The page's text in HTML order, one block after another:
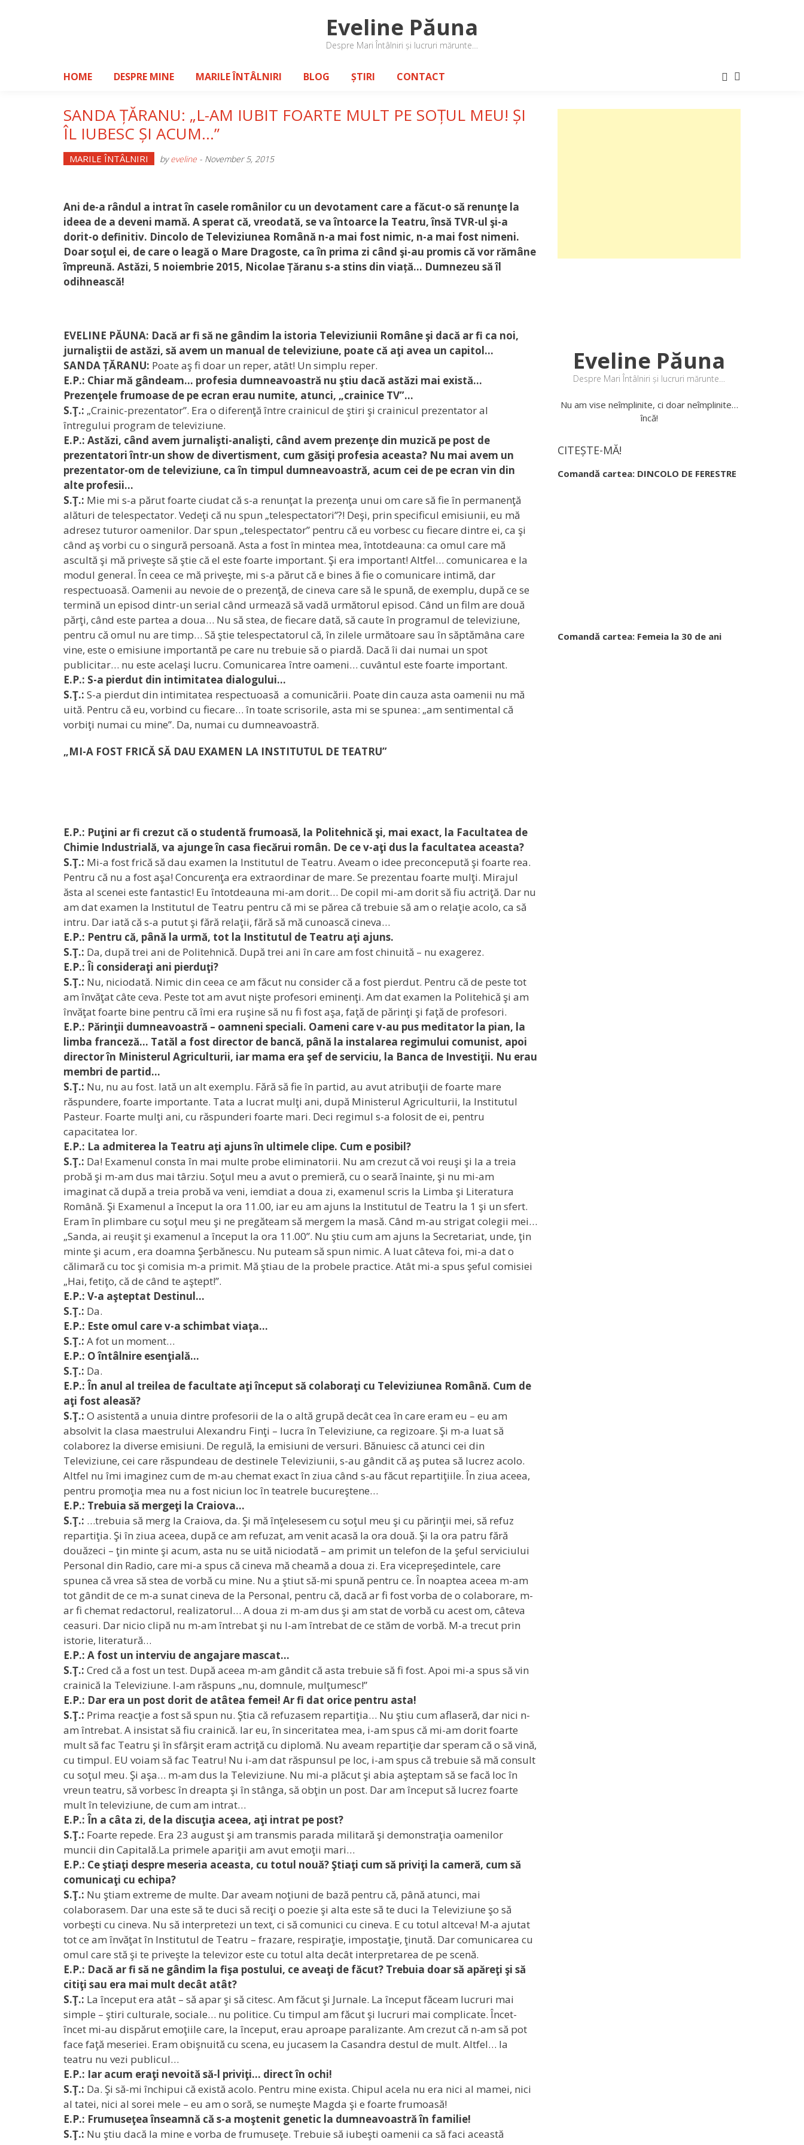
Eveline Păuna
Despre Mari Întâlniri și lucruri mărunte…
HOME DESPRE MINE MARILE ÎNTÂLNIRI BLOG ȘTIRI CONTACT
SANDA ȚĂRANU: „L-AM IUBIT FOARTE MULT PE SOȚUL MEU! ȘI
ÎL IUBESC ȘI ACUM…”
MARILE ÎNTÂLNIRI byeveline - November 5, 2015
Ani de-a rândul a intrat în casele românilor cu un devotament care a făcut-o să renunţe la
ideea de a deveni mamă. A sperat că, vreodată, se va întoarce la Teatru, însă TVR-ul şi-a
dorit-o definitiv. Dincolo de Televiziunea Română n-a mai fost nimic, n-a mai fost nimeni.
Doar soţul ei, de care o leagă o Mare Dragoste, ca în prima zi când şi-au promis că vor rămâne
împreună. Astăzi, 5 noiembrie 2015, Nicolae Țăranu s-a stins din viață… Dumnezeu să îl
odihnească!
EVELINE PĂUNA: Dacă ar fi să ne gândim la istoria Televiziunii Române şi dacă ar fi ca noi,
jurnaliştii de astăzi, să avem un manual de televiziune, poate că aţi avea un capitol…
SANDA ȚĂRANU: Poate aş fi doar un reper, atât! Un simplu reper.
E.P.: Chiar mă gândeam… profesia dumneavoastră nu ştiu dacă astăzi mai există…
Prezenţele frumoase de pe ecran erau numite, atunci, „crainice TV”…
S.Ţ.: „Crainic-prezentator”. Era o diferenţă între crainicul de ştiri şi crainicul prezentator al
întregului program de televiziune.
E.P.: Astăzi, când avem jurnalişti-analişti, când avem prezenţe din muzică pe post de
prezentatori într-un show de divertisment, cum găsiţi profesia aceasta? Nu mai avem un
prezentator-om de televiziune, ca în timpul dumneavoastră, acum cei de pe ecran vin din
alte profesii…
S.Ţ.: Mie mi s-a părut foarte ciudat că s-a renunţat la prezenţa unui om care să fie în permanenţă
alături de telespectator. Vedeţi că nu spun „telespectatori”?! Deşi, prin specificul emisiunii, eu mă
adresez tuturor oamenilor. Dar spun „telespectator” pentru că eu vorbesc cu fiecare dintre ei, ca şi
când aş vorbi cu o singură persoană. Asta a fost în mintea mea, întotdeauna: ca omul care mă
ascultă şi mă priveşte să ştie că el este foarte important. Şi era important! Altfel… comunicarea e la
modul general. În ceea ce mă priveşte, mi s-a părut că e bines ă fie o comunicare intimă, dar
respectuoasă. Oamenii au nevoie de o prezenţă, de cineva care să le spună, de exemplu, după ce se
termină un episod dintr-un serial când urmează să vadă următorul episod. Când un film are două
părţi, când este partea a doua… Nu să stea, de fiecare dată, să caute în programul de televiziune,
pentru că omul nu are timp… Să ştie telespectatorul că, în zilele următoare sau în săptămâna care
vine, este o emisiune importantă pe care nu trebuie să o piardă. Dacă îi dai numai un spot
publicitar… nu este acelaşi lucru. Comunicarea între oameni… cuvântul este foarte important.
E.P.: S-a pierdut din intimitatea dialogului…
S.Ţ.: S-a pierdut din intimitatea respectuoasă a comunicării. Poate din cauza asta oamenii nu mă
uită. Pentru că eu, vorbind cu fiecare… în toate scrisorile, asta mi se spunea: „am sentimental că
vorbiţi numai cu mine”. Da, numai cu dumneavoastră.
„MI-A FOST FRICĂ SĂ DAU EXAMEN LA INSTITUTUL DE TEATRU”
E.P.: Puţini ar fi crezut că o studentă frumoasă, la Politehnică şi, mai exact, la Facultatea de
Chimie Industrială, va ajunge în casa fiecărui român. De ce v-aţi dus la facultatea aceasta?
S.Ţ.: Mi-a fost frică să dau examen la Institutul de Teatru. Aveam o idee preconcepută şi foarte rea.
Pentru că nu a fost aşa! Concurenţa era extraordinar de mare. Se prezentau foarte mulţi. Mirajul
ăsta al scenei este fantastic! Eu întotdeauna mi-am dorit… De copil mi-am dorit să fiu actriţă. Dar nu
am dat examen la Institutul de Teatru pentru că mi se părea că trebuie să am o relaţie acolo, ca să
intru. Dar iată că s-a putut şi fără relaţii, fără să mă cunoască cineva…
E.P.: Pentru că, până la urmă, tot la Institutul de Teatru aţi ajuns.
S.Ţ.: Da, după trei ani de Politehnică. După trei ani în care am fost chinuită – nu exagerez.
E.P.: Îi consideraţi ani pierduţi?
S.Ţ.: Nu, niciodată. Nimic din ceea ce am făcut nu consider că a fost pierdut. Pentru că de peste tot
am învăţat câte ceva. Peste tot am avut nişte profesori eminenţi. Am dat examen la Politehică şi am
învăţat foarte bine pentru că îmi era ruşine să nu fi fost aşa, faţă de părinţi şi faţă de profesori.
E.P.: Părinţii dumneavoastră – oamneni speciali. Oameni care v-au pus meditator la pian, la
limba franceză… Tatăl a fost director de bancă, până la instalarea regimului comunist, apoi
director în Ministerul Agriculturii, iar mama era şef de serviciu, la Banca de Investiţii. Nu erau
membri de partid…
S.Ţ.: Nu, nu au fost. Iată un alt exemplu. Fără să fie în partid, au avut atribuţii de foarte mare
răspundere, foarte importante. Tata a lucrat mulţi ani, după Ministerul Agriculturii, la Institutul
Pasteur. Foarte mulţi ani, cu răspunderi foarte mari. Deci regimul s-a folosit de ei, pentru
capacitatea lor.
E.P.: La admiterea la Teatru aţi ajuns în ultimele clipe. Cum e posibil?
S.Ţ.: Da! Examenul consta în mai multe probe eliminatorii. Nu am crezut că voi reuşi şi la a treia
probă şi m-am dus mai târziu. Soţul meu a avut o premieră, cu o seară înainte, şi nu mi-am
imaginat că după a treia probă va veni, iemdiat a doua zi, examenul scris la Limba şi Literatura
Română. Şi Examenul a început la ora 11.00, iar eu am ajuns la Institutul de Teatru la 1 şi un sfert.
Eram în plimbare cu soţul meu şi ne pregăteam să mergem la masă. Când m-au strigat colegii mei…
„Sanda, ai reuşit şi examenul a început la ora 11.00”. Nu ştiu cum am ajuns la Secretariat, unde, ţin
minte şi acum , era doamna Şerbănescu. Nu puteam să spun nimic. A luat câteva foi, mi-a dat o
călimară cu toc şi comisia m-a primit. Mă ştiau de la probele practice. Atât mi-a spus şeful comisiei
„Hai, fetiţo, că de când te aştept!”.
E.P.: V-a aşteptat Destinul…
S.Ţ.: Da.
E.P.: Este omul care v-a schimbat viaţa…
S.Ţ.: A fot un moment…
E.P.: O întâlnire esenţială…
S.Ţ.: Da.
E.P.: În anul al treilea de facultate aţi început să colaboraţi cu Televiziunea Română. Cum de
aţi fost aleasă?
S.Ţ.: O asistentă a unuia dintre profesorii de la o altă grupă decât cea în care eram eu – eu am
absolvit la clasa maestrului Alexandru Finţi – lucra în Televiziune, ca regizoare. Şi m-a luat să
colaborez la diverse emisiuni. De regulă, la emisiuni de versuri. Bănuiesc că atunci cei din
Televiziune, cei care răspundeau de destinele Televiziunii, s-au gândit că aş putea să lucrez acolo.
Altfel nu îmi imaginez cum de m-au chemat exact în ziua când s-au făcut repartiţiile. În ziua aceea,
pentru promoţia mea nu a fost niciun loc în teatrele bucureştene…
E.P.: Trebuia să mergeţi la Craiova…
S.Ţ.: …trebuia să merg la Craiova, da. Şi mă înţelesesem cu soţul meu şi cu părinţii mei, să refuz
repartiţia. Şi în ziua aceea, după ce am refuzat, am venit acasă la ora două. Şi la ora patru fără
douăzeci – ţin minte şi acum, asta nu se uită niciodată – am primit un telefon de la şeful serviciului
Personal din Radio, care mi-a spus că cineva mă cheamă a doua zi. Era vicepreşedintele, care
spunea că vrea să stea de vorbă cu mine. Nu a ştiut să-mi spună pentru ce. În noaptea aceea m-am
tot gândit de ce m-a sunat cineva de la Personal, pentru că, dacă ar fi fost vorba de o colaborare, m-
ar fi chemat redactorul, realizatorul… A doua zi m-am dus şi am stat de vorbă cu acest om, câteva
ceasuri. Dar nicio clipă nu m-am întrebat şi nu l-am întrebat de ce stăm de vorbă. M-a trecut prin
istorie, literatură…
E.P.: A fost un interviu de angajare mascat…
S.Ţ.: Cred că a fost un test. După aceea m-am gândit că asta trebuie să fi fost. Apoi mi-a spus să vin
crainică la Televiziune. I-am răspuns „nu, domnule, mulţumesc!”
E.P.: Dar era un post dorit de atâtea femei! Ar fi dat orice pentru asta!
S.Ţ.: Prima reacţie a fost să spun nu. Ştia că refuzasem repartiţia… Nu ştiu cum aflaseră, dar nici n-
am întrebat. A insistat să fiu crainică. Iar eu, în sinceritatea mea, i-am spus că mi-am dorit foarte
mult să fac Teatru şi în sfârşit eram actriţă cu diplomă. Nu aveam repartiţie dar speram că o să vină,
cu timpul. EU voiam să fac Teatru! Nu i-am dat răspunsul pe loc, i-am spus că trebuie să mă consult
cu soţul meu. Şi aşa… m-am dus la Televiziune. Nu mi-a plăcut şi abia aşteptam să se facă loc în
vreun teatru, să vorbesc în dreapta şi în stânga, să obţin un post. Dar am început să lucrez foarte
mult în televiziune, de cum am intrat…
E.P.: În a câta zi, de la discuţia aceea, aţi intrat pe post?
S.Ţ.: Foarte repede. Era 23 august şi am transmis parada militară şi demonstraţia oamenilor
muncii din Capitală.La primele apariţii am avut emoţii mari…
E.P.: Ce ştiaţi despre meseria aceasta, cu totul nouă? Ştiaţi cum să priviţi la cameră, cum să
comunicaţi cu echipa?
S.Ţ.: Nu ştiam extreme de multe. Dar aveam noţiuni de bază pentru că, până atunci, mai
colaborasem. Dar una este să te duci să reciţi o poezie şi alta este să te duci la Televiziune şo să
vorbeşti cu cineva. Nu să interpretezi un text, ci să comunici cu cineva. E cu totul altceva! M-a ajutat
tot ce am învăţat în Institutul de Teatru – frazare, respiraţie, impostaţie, ţinută. Dar comunicarea cu
omul care stă şi te priveşte la televizor este cu totul alta decât interpretarea de pe scenă.
E.P.: Dacă ar fi să ne gândim la fişa postului, ce aveaţi de făcut? Trebuia doar să apăreţi şi să
citiţi sau era mai mult decât atât?
S.Ţ.: La început era atât – să apar şi să citesc. Am făcut şi Jurnale. La început făceam lucruri mai
simple – ştiri culturale, sociale… nu politice. Cu timpul am făcut şi lucruri mai complicate. Încet-
încet mi-au dispărut emoţiile care, la început, erau aproape paralizante. Am crezut că n-am să pot
face faţă meseriei. Eram obişnuită cu scena, eu jucasem la Casandra destul de mult. Altfel… la
teatru nu vezi publicul…
E.P.: Iar acum eraţi nevoită să-l priviţi… direct în ochi!
S.Ţ.: Da. Şi să-mi închipui că există acolo. Pentru mine exista. Chipul acela nu era nici al mamei, nici
al tatei, nici al sorei mele – eu am o soră, se numeşte Magda şi e foarte frumoasă!
E.P.: Frumuseţea înseamnă că s-a moştenit genetic la dumneavoastră în familie!
S.Ţ.: Nu ştiu dacă la mine e vorba de frumuseţe. Trebuie să iubeşti oamenii ca să faci această
Eveline Păuna
Despre Mari Întâlniri și lucruri mărunte…
Nu am vise neîmplinite, ci doar neîmplinite…
încă!
CITEȘTE-MĂ!
Comandă cartea: DINCOLO DE FERESTRE
Comandă cartea: Femeia la 30 de ani